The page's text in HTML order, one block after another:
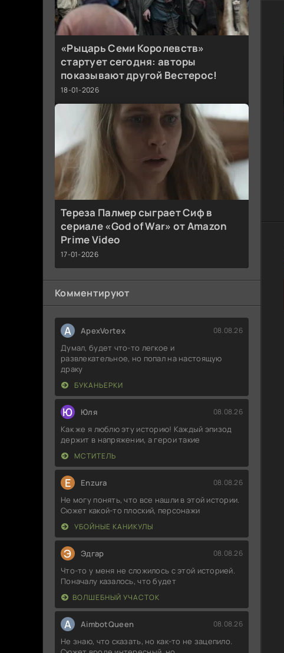
«Рыцарь Семи Королевств»
стартует сегодня: авторы
показывают другой Вестерос!
18-01-2026
Тереза Палмер сыграет Сиф в
сериале «God of War» от Amazon
Prime Video
17-01-2026
Комментируют
A ApexVortex 08.08.26
Думал, будет что-то легкое и
развлекательное, но попал на настоящую
драку
БУКАНЬЕРКИ
Ю Юля 08.08.26
Как же я люблю эту историю! Каждый эпизод
держит в напряжении, а герои такие
МСТИТЕЛЬ
E Enzura 08.08.26
Не могу понять, что все нашли в этой истории.
Сюжет какой-то плоский, персонажи
УБОЙНЫЕ КАНИКУЛЫ
Э Эдгар 08.08.26
Что-то у меня не сложилось с этой историей.
Поначалу казалось, что будет
ВОЛШЕБНЫЙ УЧАСТОК
A AimbotQueen 08.08.26
Не знаю, что сказать, но как-то не зацепило.